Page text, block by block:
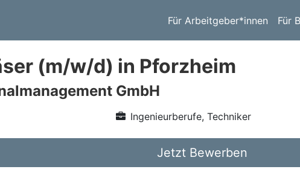
Für Arbeitgeber*innen Für
(m/w/d) in Pforzheim
GmbH
Ingenieurberufe, Techniker
Jetzt Bewerben